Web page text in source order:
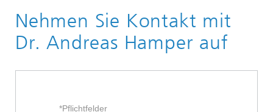
Nehmen Sie Kontakt mit
Dr. Andreas Hamper auf
*Pflichtfelder